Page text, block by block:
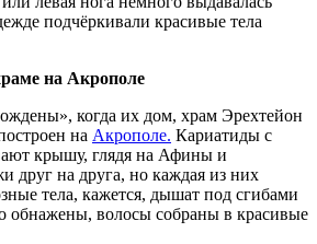
подчёркивали красивые тела
на Акрополе
когда их дом, храм Эрехтейон
на Акрополе. Кариатиды с
крышу, глядя на Афины и
друг на друга, но каждая из них
тела, кажется, дышат под сгибами
обнажены, волосы собраны в красивые